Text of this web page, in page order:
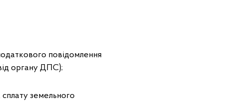
повідомлення
органу ДПС);
земельного